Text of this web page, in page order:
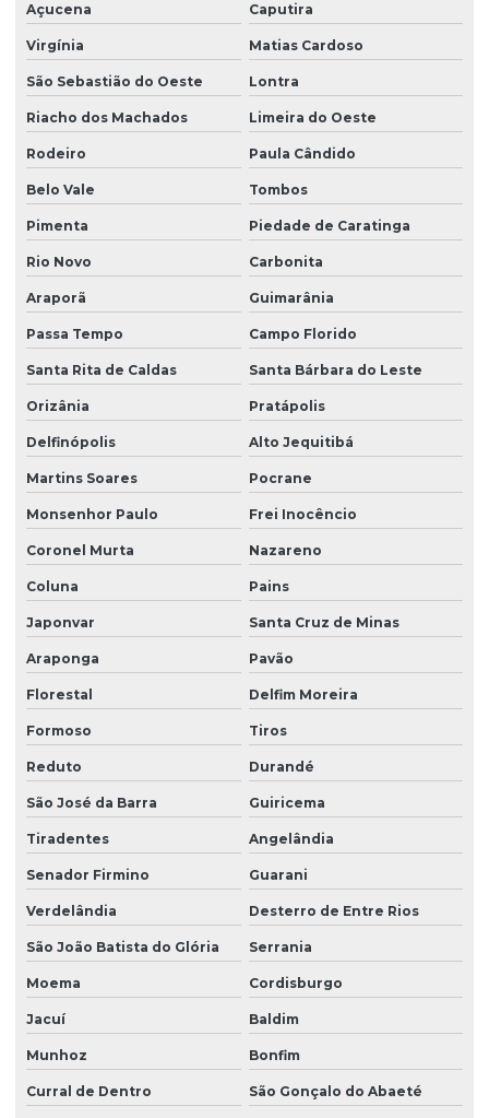
Açucena Caputira
Virgínia Matias Cardoso
São Sebastião do Oeste Lontra
Riacho dos Machados Limeira do Oeste
Rodeiro Paula Cândido
Belo Vale Tombos
Pimenta Piedade de Caratinga
Rio Novo Carbonita
Araporã Guimarânia
Passa Tempo Campo Florido
Santa Rita de Caldas Santa Bárbara do Leste
Orizânia Pratápolis
Delfinópolis Alto Jequitibá
Martins Soares Pocrane
Monsenhor Paulo Frei Inocêncio
Coronel Murta Nazareno
Coluna Pains
Japonvar Santa Cruz de Minas
Araponga Pavão
Florestal Delfim Moreira
Formoso Tiros
Reduto Durandé
São José da Barra Guiricema
Tiradentes Angelândia
Senador Firmino Guarani
Verdelândia Desterro de Entre Rios
São João Batista do Glória Serrania
Moema Cordisburgo
Jacuí Baldim
Munhoz Bonfim
Curral de Dentro São Gonçalo do Abaeté